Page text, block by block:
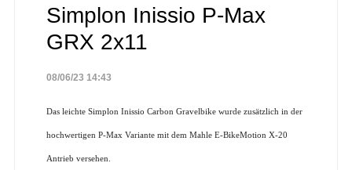
Simplon Inissio P-Max
GRX 2x11
08/06/23 14:43
Das leichte Simplon Inissio Carbon Gravelbike wurde zusätzlich in der
hochwertigen P-Max Variante mit dem Mahle E-BikeMotion X-20
Antrieb versehen.